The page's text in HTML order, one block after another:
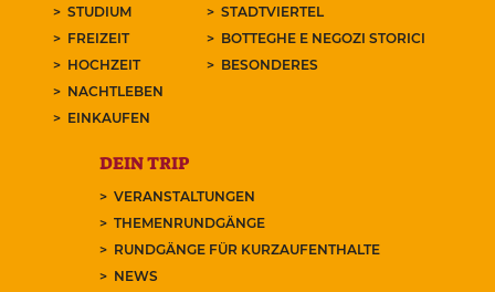
STUDIUM
FREIZEIT
HOCHZEIT
NACHTLEBEN
EINKAUFEN
STADTVIERTEL
BOTTEGHE E NEGOZI STORICI
BESONDERES
DEIN TRIP
VERANSTALTUNGEN
THEMENRUNDGÄNGE
RUNDGÄNGE FÜR KURZAUFENTHALTE
NEWS